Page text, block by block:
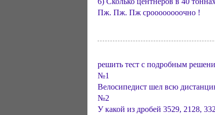
Пж. Пж. Пж сроооооооочно !
решить тест с подробным
№1
Велосипедист шел всю
№2
У какой из дробей 3529, 2128,